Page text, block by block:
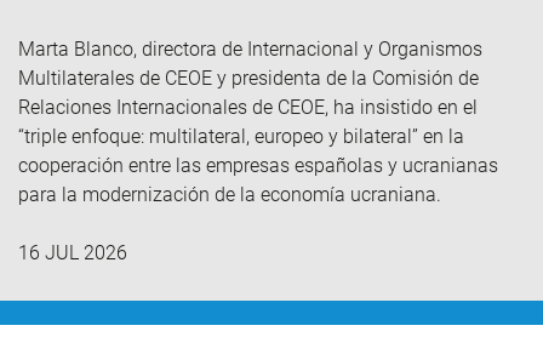
Marta Blanco, directora de Internacional y Organismos
Multilaterales de CEOE y presidenta de la Comisión de
Relaciones Internacionales de CEOE, ha insistido en el
“triple enfoque: multilateral, europeo y bilateral” en la
cooperación entre las empresas españolas y ucranianas
para la modernización de la economía ucraniana.
16 JUL 2026